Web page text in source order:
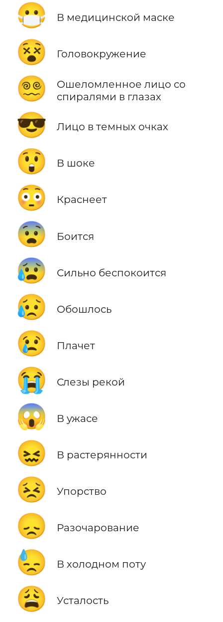
😷 В медицинской маске
😵 Головокружение
😵‍💫
Ошеломленное лицо со
спиралями в глазах
😎 Лицо в темных очках
😲 В шоке
😳 Краснеет
😨 Боится
😰 Сильно беспокоится
😥 Обошлось
😢 Плачет
😭 Слезы рекой
😱 В ужасе
😖 В растерянности
😣 Упорство
😞 Разочарование
😓 В холодном поту
😩 Усталость